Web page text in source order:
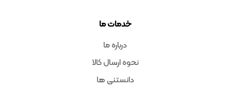
خدمات ما
درباره ما
نحوه ارسال کالا
دانستنی ها